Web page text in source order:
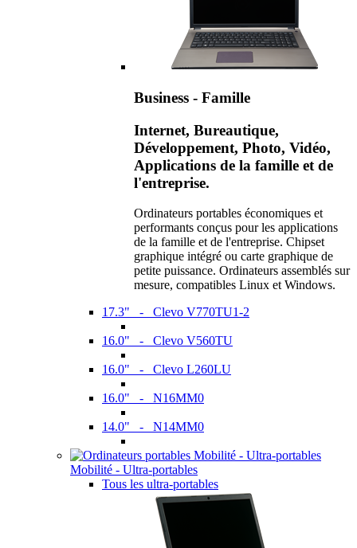
Business - Famille
Internet, Bureautique,
Développement, Photo, Vidéo,
Applications de la famille et de
l'entreprise.
Ordinateurs portables économiques et
performants conçus pour les applications
de la famille et de l'entreprise. Chipset
graphique intégré ou carte graphique de
petite puissance. Ordinateurs assemblés sur
mesure, compatibles Linux et Windows.
17.3" - Clevo V770TU1-2
16.0" - Clevo V560TU
16.0" - Clevo L260LU
16.0" - N16MM0
14.0" - N14MM0
Mobilité - Ultra-portables
Tous les ultra-portables